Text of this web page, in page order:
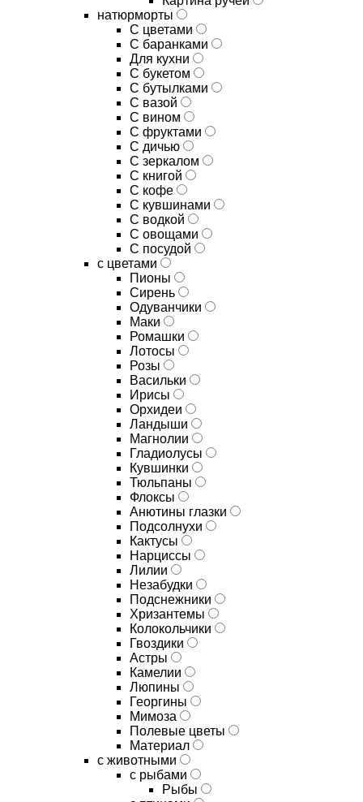
натюрморты
С цветами
С баранками
Для кухни
C букетом
C бутылками
C вазой
C вином
C фруктами
C дичью
C зеркалом
C книгой
C кофе
C кувшинами
C водкой
C овощами
C посудой
с цветами
Пионы
Сирень
Одуванчики
Маки
Ромашки
Лотосы
Розы
Васильки
Ирисы
Орхидеи
Ландыши
Магнолии
Гладиолусы
Кувшинки
Тюльпаны
Флоксы
Анютины глазки
Подсолнухи
Кактусы
Нарциссы
Лилии
Незабудки
Подснежники
Хризантемы
Колокольчики
Гвоздики
Астры
Камелии
Люпины
Георгины
Мимоза
Полевые цветы
Материал
с животными
с рыбами
Рыбы